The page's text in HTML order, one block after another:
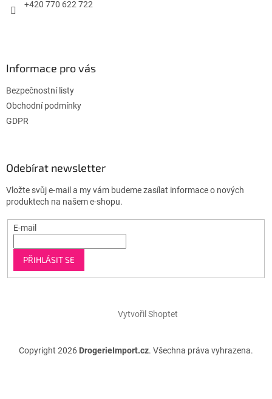
+420 770 622 722
Informace pro vás
Bezpečnostní listy
Obchodní podmínky
GDPR
Odebírat newsletter
Vložte svůj e-mail a my vám budeme zasílat informace o nových
produktech na našem e-shopu.
E-mail
PŘIHLÁSIT SE
Vytvořil Shoptet
Copyright 2026 DrogerieImport.cz. Všechna práva vyhrazena.